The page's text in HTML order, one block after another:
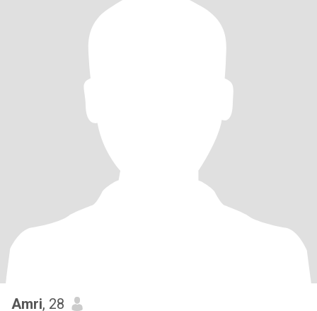
Amri, 28